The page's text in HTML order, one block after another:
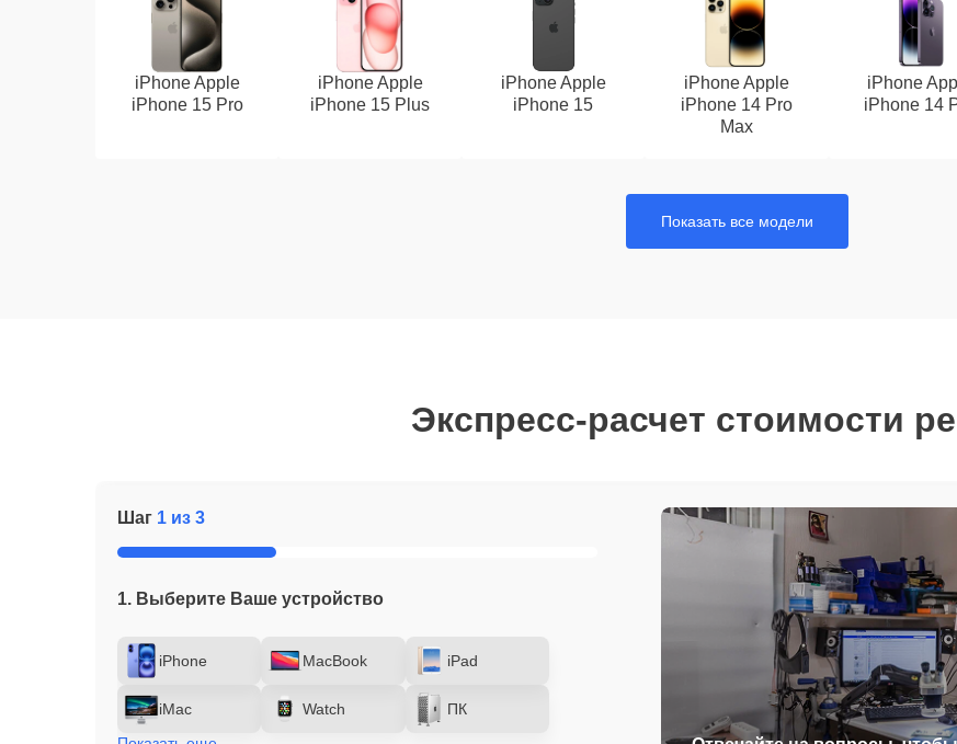
iPhone Apple
iPhone 15 Pro
iPhone Apple
iPhone 15 Plus
iPhone Apple
iPhone 15
iPhone Apple
iPhone 14 Pro
Max
iPhone
iPhone 14
Показать все модели
Экспресс-расчет стоимости
Шаг 1 из 3
1. Выберите Ваше устройство
iPhone MacBook iPad
iMac Watch
ПК